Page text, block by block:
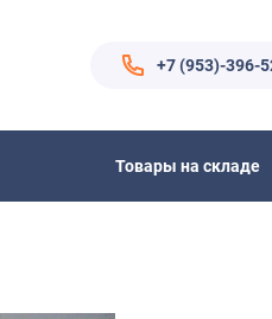
+7 (953)-396-
Товары на складе